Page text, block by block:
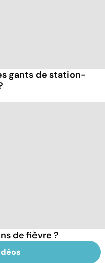
gants de station-
de fièvre ?